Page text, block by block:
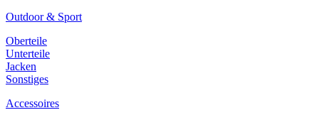
Outdoor & Sport
Oberteile
Unterteile
Jacken
Sonstiges
Accessoires